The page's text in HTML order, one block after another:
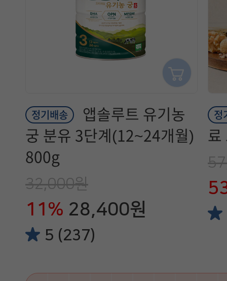
정기배송
궁 분유 3단계(12~24개월)
800g
32,000원
11% 28,400원
5 (237)
정
료